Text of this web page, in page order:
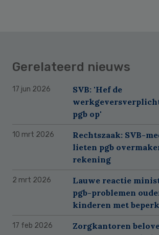
Gerelateerd nieuws
17 jun 2026
SVB: 'Hef de
pgb op'
10 mrt 2026
Rechtszaak: SVB-
lieten pgb
rekening
2 mrt 2026
Lauwe reactie
pgb-problemen
kinderen met
17 feb 2026
Zorgkantoren